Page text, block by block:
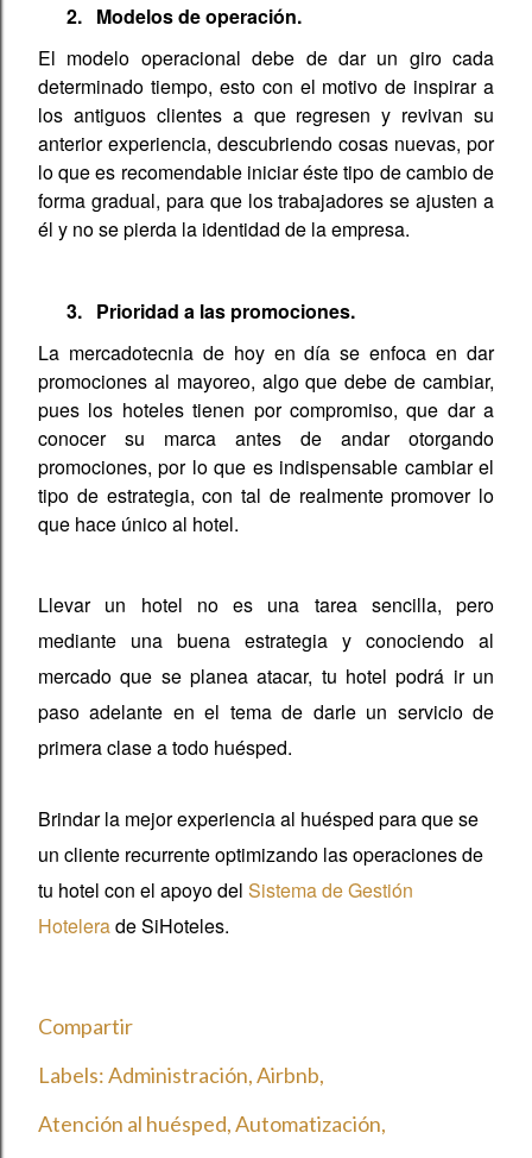
2. Modelos de operación.
El modelo operacional debe de dar un giro cada
determinado tiempo, esto con el motivo de inspirar a
los antiguos clientes a que regresen y revivan su
anterior experiencia, descubriendo cosas nuevas, por
lo que es recomendable iniciar éste tipo de cambio de
forma gradual, para que los trabajadores se ajusten a
él y no se pierda la identidad de la empresa.
3. Prioridad a las promociones.
La mercadotecnia de hoy en día se enfoca en dar
promociones al mayoreo, algo que debe de cambiar,
pues los hoteles tienen por compromiso, que dar a
conocer su marca antes de andar otorgando
promociones, por lo que es indispensable cambiar el
tipo de estrategia, con tal de realmente promover lo
que hace único al hotel.
Llevar un hotel no es una tarea sencilla, pero
mediante una buena estrategia y conociendo al
mercado que se planea atacar, tu hotel podrá ir un
paso adelante en el tema de darle un servicio de
primera clase a todo huésped.
Brindar la mejor experiencia al huésped para que se
un cliente recurrente optimizando las operaciones de
tu hotel con el apoyo del Sistema de Gestión
Hotelerade SiHoteles.
Compartir
Labels:Administración Airbnb
Atención al huésped Automatización